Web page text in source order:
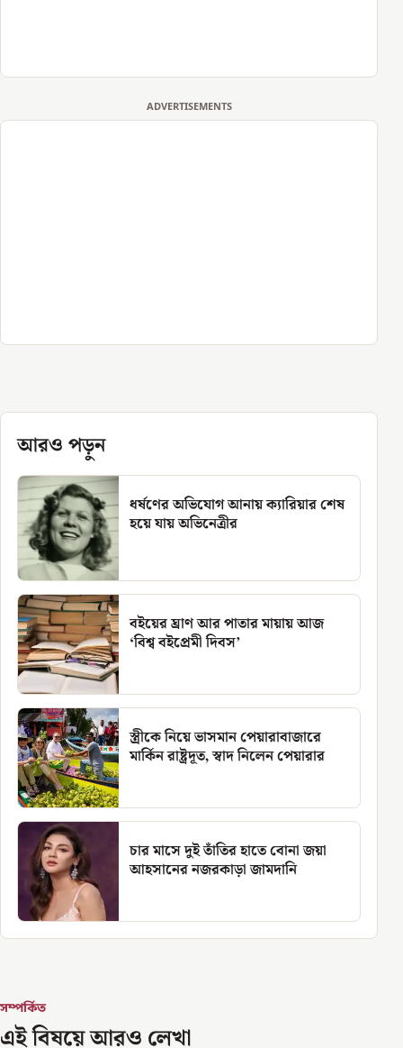
ADVERTISEMENTS
আরও পড়ুন
ধর্ষণের অভিযোগ আনায় ক্যারিয়ার শেষ
হয়ে যায় অভিনেত্রীর
বইয়ের ঘ্রাণ আর পাতার মায়ায় আজ
‘বিশ্ব বইপ্রেমী দিবস’
স্ত্রীকে নিয়ে ভাসমান পেয়ারাবাজারে
মার্কিন রাষ্ট্রদূত, স্বাদ নিলেন পেয়ারার
চার মাসে দুই তাঁতির হাতে বোনা জয়া
আহসানের নজরকাড়া জামদানি
সম্পর্কিত
এই বিষয়ে আরও লেখা